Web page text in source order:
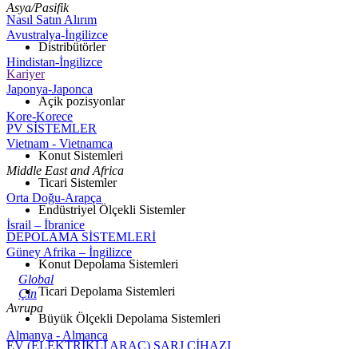
Asya/Pasifik
Avustralya-İngilizce
Hindistan-İngilizce
Japonya-Japonca
Kore-Korece
Vietnam - Vietnamca
Middle East and Africa
Orta Doğu-Arapça
İsrail – İbranice
Güney Afrika – İngilizce
Global
Çin
Avrupa
Almanya - Almanca
Nasıl Satın Alırım
Distribütörler
Kariyer
Açik pozisyonlar
PV SİSTEMLER
Konut Sistemleri
Ticari Sistemler
Endüstriyel Ölçekli Sistemler
DEPOLAMA SİSTEMLERİ
Konut Depolama Sistemleri
Ticari Depolama Sistemleri
Büyük Ölçekli Depolama Sistemleri
EV (ELEKTRİKLİ ARAÇ) ŞARJ CİHAZI